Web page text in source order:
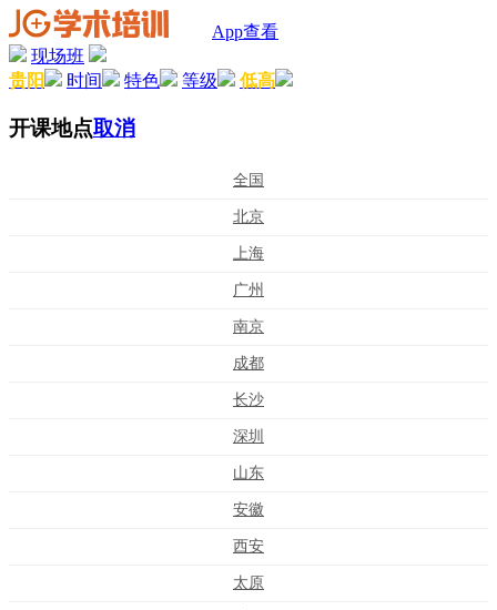
App查看
现场班
贵阳
时间 特色 等级 低高
开课地点取消
全国
北京
上海
广州
南京
成都
长沙
深圳
山东
安徽
西安
太原